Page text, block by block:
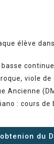
élève
viole
Ancienne
: cours
du